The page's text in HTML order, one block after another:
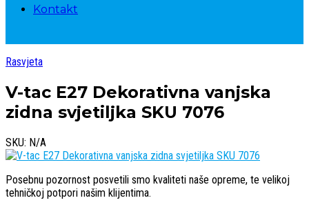
Kontakt
Rasvjeta
V-tac E27 Dekorativna vanjska
zidna svjetiljka SKU 7076
SKU: N/A
Posebnu pozornost posvetili smo kvaliteti naše opreme, te velikoj
tehničkoj potpori našim klijentima.